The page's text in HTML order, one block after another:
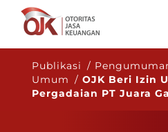
Tentang OJK
Fungsi Utama
Publikasi /
Umum /OJK Beri Izin
Pergadaian PT Juara